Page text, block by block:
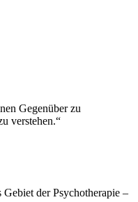
Gegenüber zu
verstehen.“
der Psychotherapie –